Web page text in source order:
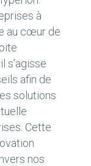
à
au cœur de
s’agisse
afin de
solutions
Cette
nos